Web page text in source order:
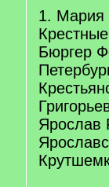
1. Мария
Бюргер
Ярослав